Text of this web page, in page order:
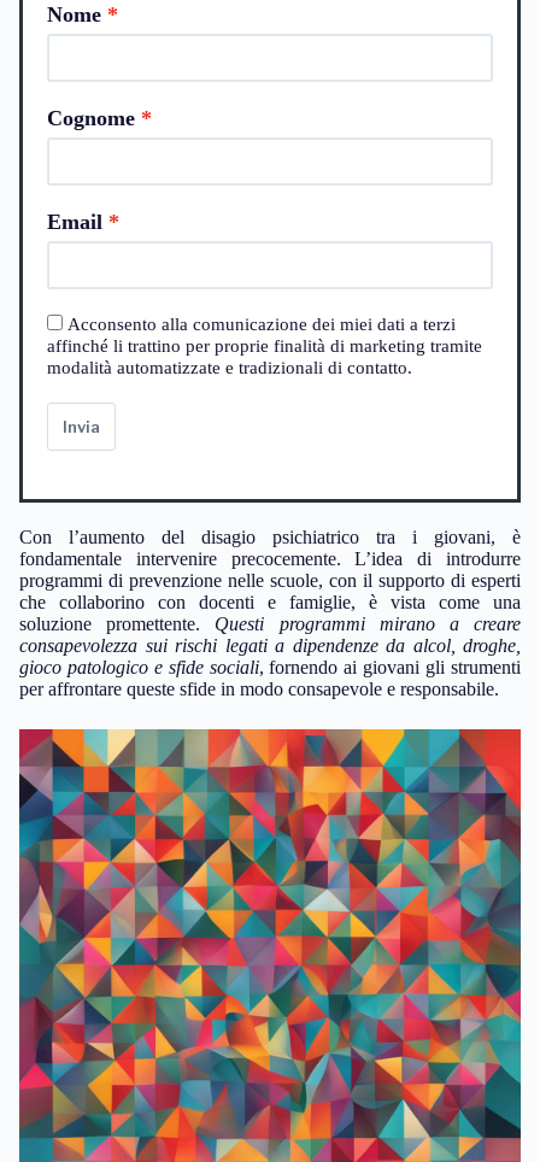
Nome
Cognome
Email
Acconsento alla comunicazione dei miei dati a terzi
affinché li trattino per proprie finalità di marketing tramite
modalità automatizzate e tradizionali di contatto.
Invia
Con l’aumento del disagio psichiatrico tra i giovani, è
fondamentale intervenire precocemente. L’idea di introdurre
programmi di prevenzione nelle scuole, con il supporto di esperti
che collaborino con docenti e famiglie, è vista come una
soluzione promettente. Questi programmi mirano a creare
consapevolezza sui rischi legati a dipendenze da alcol, droghe,
gioco patologico e sfide sociali, fornendo ai giovani gli strumenti
per affrontare queste sfide in modo consapevole e responsabile.